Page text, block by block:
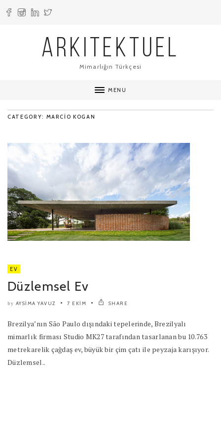
ARKITEKTUEL
Mimarlığın Türkçesi
MENU
CATEGORY: MARCIO KOGAN
EV
Düzlemsel Ev
by AYSIMA YAVUZ 7 EKIM SHARE
Brezilya’nın São Paulo dışındaki tepelerinde, Brezilyalı
mimarlık firması Studio MK27 tarafından tasarlanan bu 10.763
metrekarelik çağdaş ev, büyük bir çim çatı ile peyzaja karışıyor.
Düzlemsel..